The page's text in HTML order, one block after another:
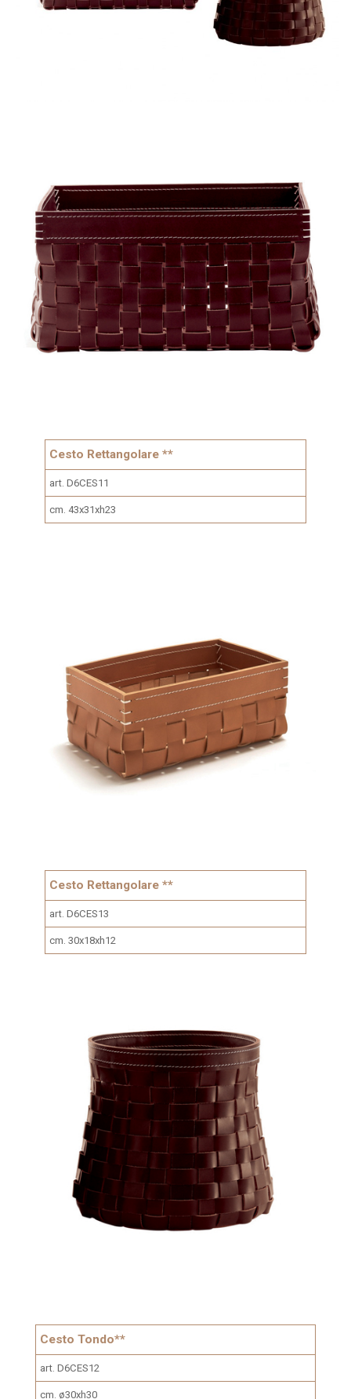
Cesto Rettangolare **
art. D6CES11
cm. 43x31xh23
Cesto Rettangolare **
art. D6CES13
cm. 30x18xh12
Cesto Tondo**
art. D6CES12
cm. ø30xh30